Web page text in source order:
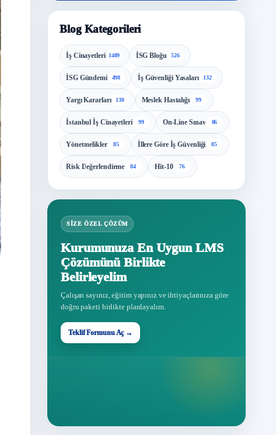
Blog Kategorileri
İş Cinayetleri 1489 İSG Bloğu 526
İSG Gündemi 498 İş Güvenliği Yasaları 132
Yargı Kararları 130 Meslek Hastalığı 99
İstanbul İş Cinayetleri 99 On-Line Sınav 86
Yönetmelikler 85 İllere Göre İş Güvenliği 85
Risk Değerlendirme 84 Hit-10 76
SIZE ÖZEL ÇÖZÜM
Kurumunuza En Uygun LMS
Çözümünü Birlikte
Belirleyelim
Çalışan sayınız, eğitim yapınız ve ihtiyaçlarınıza göre
doğru paketi birlikte planlayalım.
Teklif Formunu Aç →
Teklif